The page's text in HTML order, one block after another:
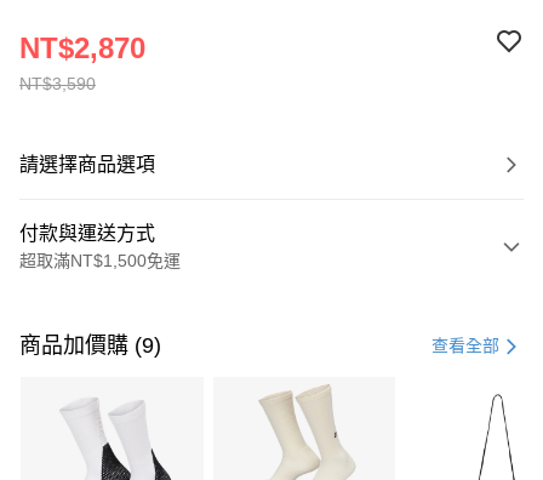
NT$3,590
NT$2,870
請選擇商品選項
付款與運送方式
超取滿NT$1,500免運
信用卡一次付款
3 期 0 利率 每期 21家銀行
合作金庫商業銀行
第一商業銀行
商品加價購 (9) 查看全部